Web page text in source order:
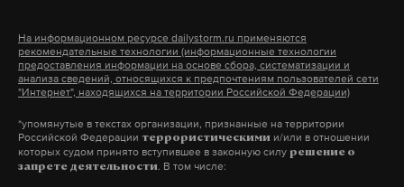
случились 29 октября. Некоторые местные
жители собрались у воздушной гавани, чтобы
помешать прибытию самолета из Тель-Авива.
Борт все равно приземлился, и участники
беспорядков стали проверять паспорта в поисках
тех, кто прилетел из Израиля. Затем погромщики
На информационном ресурсе dailystorm.ru применяются
рекомендательные технологии (информационные технологии
предоставления информации на основе сбора, систематизации и
анализа сведений, относящихся к предпочтениям пользователей сети
"Интернет", находящихся на территории Российской Федерации)
*упомянутые в текстах организации, признанные на территории
Российской Федерации террористическими и/или в отношении
которых судом принято вступившее в законную силу решение о
запрете деятельности. В том числе: